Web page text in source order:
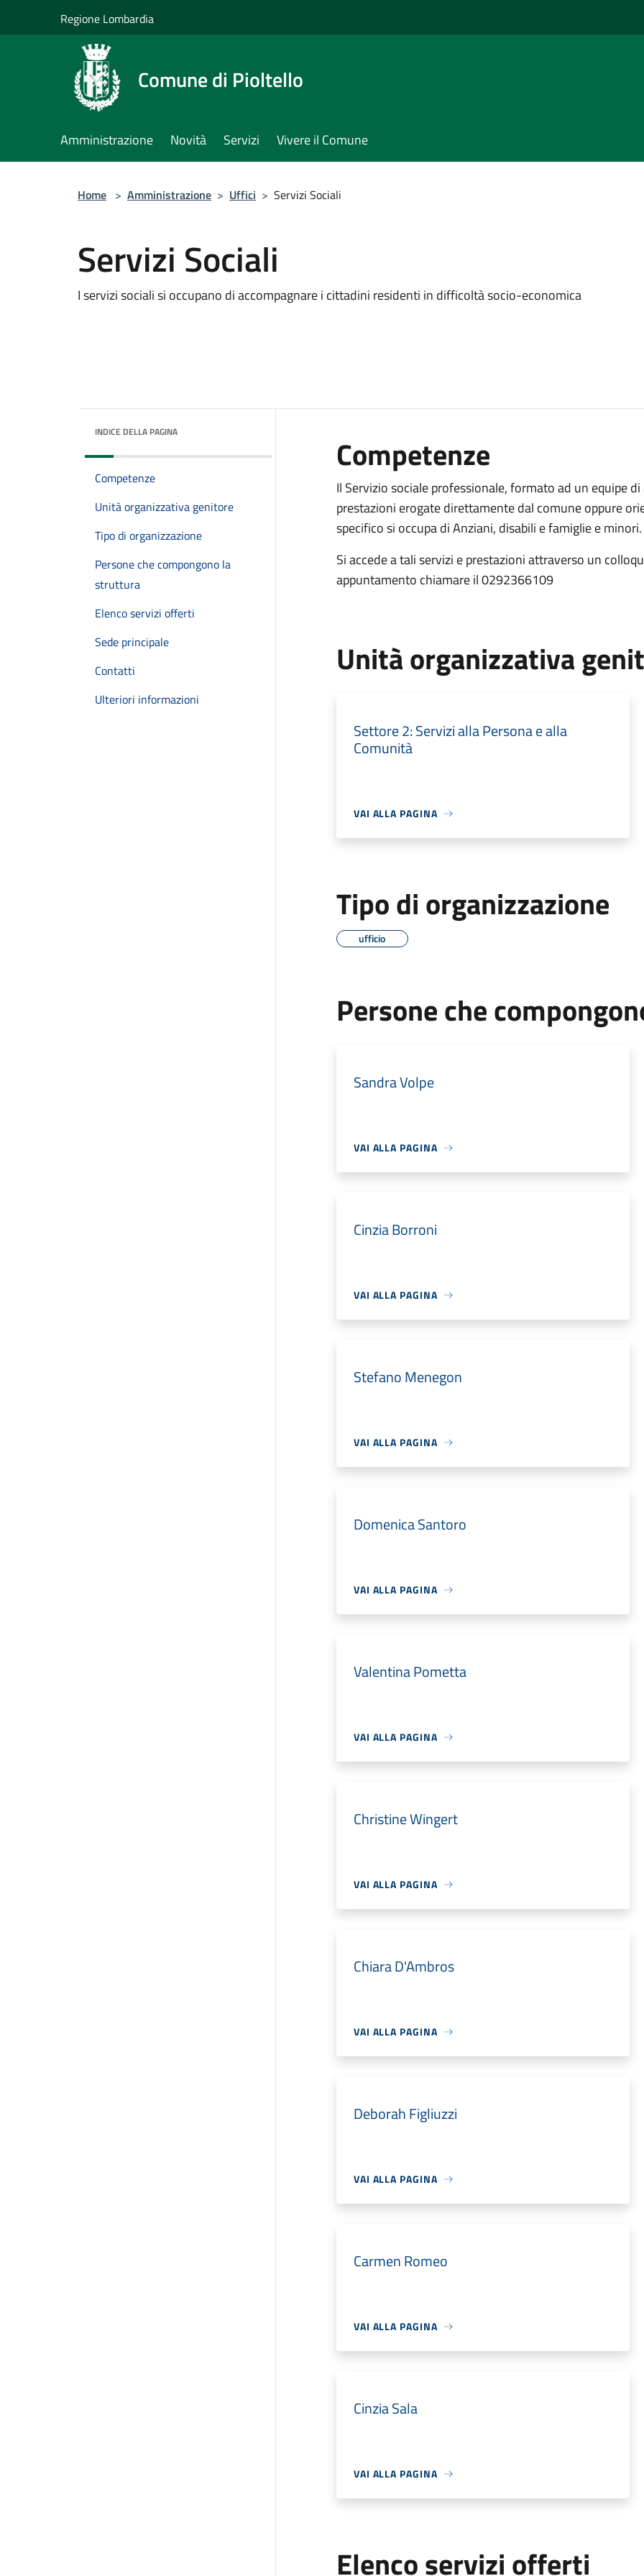
Regione Lombardia
Comune di Pioltello
Amministrazione Novità Servizi Vivere il Comune
Home > Amministrazione > Uffici > Servizi Sociali
Servizi Sociali
I servizi sociali si occupano di accompagnare i cittadini residenti in difficoltà socio-economica
INDICE DELLA PAGINA
Competenze
Unità organizzativa genitore
Tipo di organizzazione
Persone che compongono la
struttura
Elenco servizi offerti
Sede principale
Contatti
Ulteriori informazioni
Competenze
Il Servizio sociale professionale, formato ad un equipe
prestazioni erogate direttamente dal comune oppure
specifico si occupa di Anziani, disabili e famiglie e minori.
Si accede a tali servizi e prestazioni attraverso un
appuntamento chiamare il 0292366109
Unità organizzativa
Settore 2: Servizi alla Persona e alla
Comunità
VAI ALLA PAGINA
Tipo di organizzazione
ufficio
Persone che
Sandra Volpe
VAI ALLA PAGINA
Cinzia Borroni
VAI ALLA PAGINA
Stefano Menegon
VAI ALLA PAGINA
Domenica Santoro
VAI ALLA PAGINA
Valentina Pometta
VAI ALLA PAGINA
Christine Wingert
VAI ALLA PAGINA
Chiara D'Ambros
VAI ALLA PAGINA
Deborah Figliuzzi
VAI ALLA PAGINA
Carmen Romeo
VAI ALLA PAGINA
Cinzia Sala
VAI ALLA PAGINA
Elenco servizi offerti